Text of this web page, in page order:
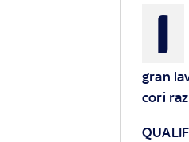
I
gran
cori